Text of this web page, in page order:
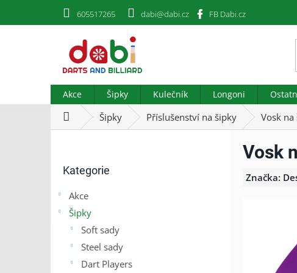
605517265 dabi@dabi.cz FB Dabi.cz
Akce Šipky Kulečník Longoni
DomůŠipky Příslušenství na šipky Vosk
kategorie
Kategorie
Akce
Šipky
Soft sady
Steel sady
Dart Players
Vosk
Značka: